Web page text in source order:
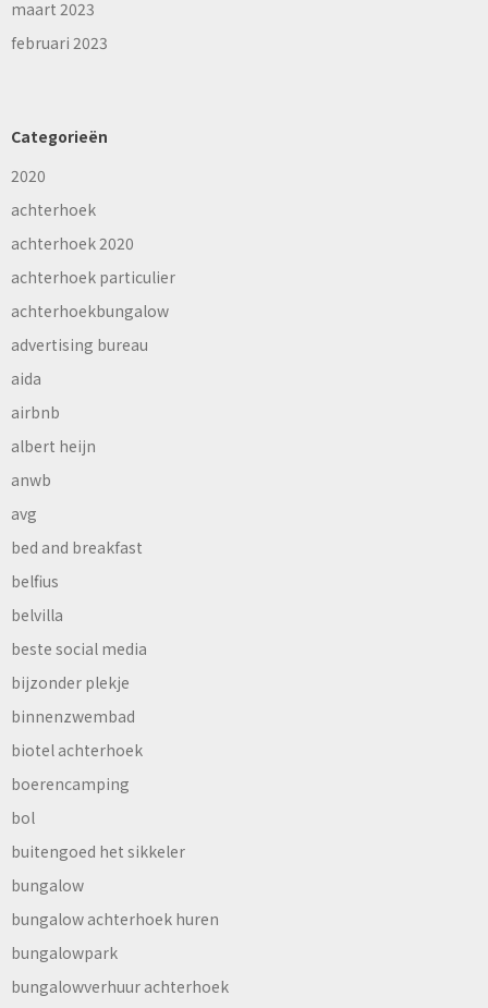
maart 2023
februari 2023
Categorieën
2020
achterhoek
achterhoek 2020
achterhoek particulier
achterhoekbungalow
advertising bureau
aida
airbnb
albert heijn
anwb
avg
bed and breakfast
belfius
belvilla
beste social media
bijzonder plekje
binnenzwembad
biotel achterhoek
boerencamping
bol
buitengoed het sikkeler
bungalow
bungalow achterhoek huren
bungalowpark
bungalowverhuur achterhoek